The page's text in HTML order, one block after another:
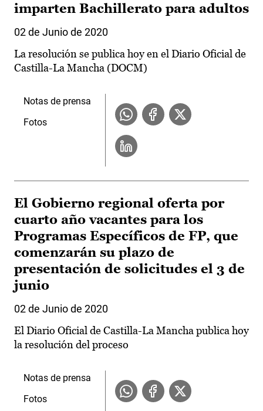
imparten Bachillerato para adultos
02 de Junio de 2020
La resolución se publica hoy en el Diario Oficial de
Castilla-La Mancha (DOCM)
Notas de prensa
Fotos
El Gobierno regional oferta por
cuarto año vacantes para los
Programas Específicos de FP, que
comenzarán su plazo de
presentación de solicitudes el 3 de
junio
02 de Junio de 2020
El Diario Oficial de Castilla-La Mancha publica hoy
la resolución del proceso
Notas de prensa
Fotos